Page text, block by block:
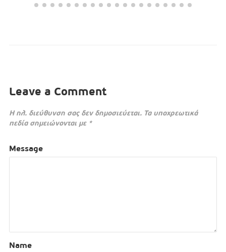
Leave a Comment
Η ηλ. διεύθυνση σας δεν δημοσιεύεται. Τα υποχρεωτικά
πεδία σημειώνονται με *
Message
Name